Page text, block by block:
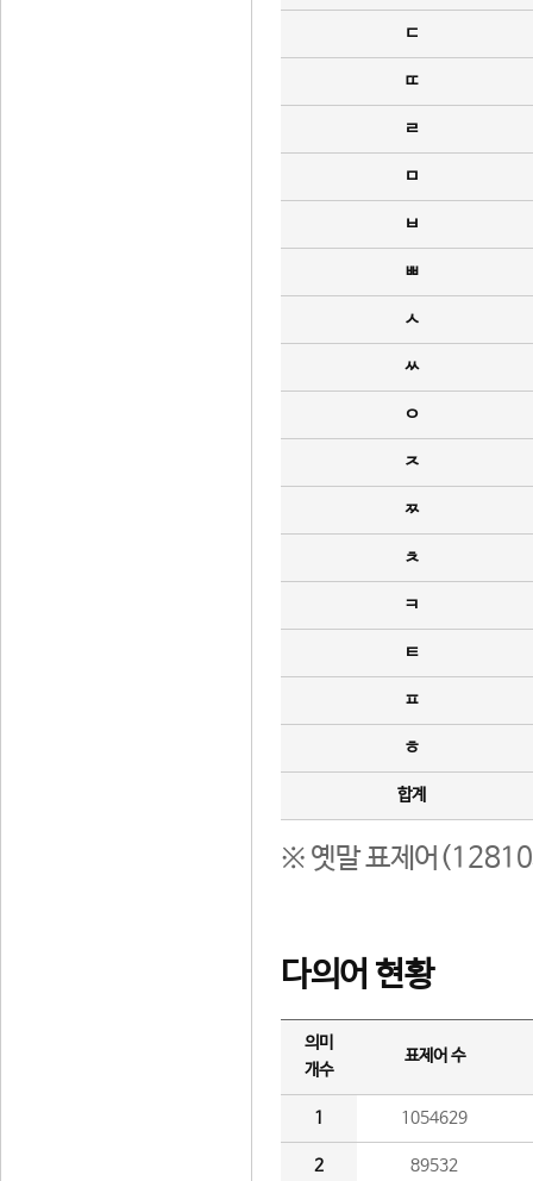
ㄷ
ㄸ
ㄹ
ㅁ
ㅂ
ㅃ
ㅅ
ㅆ
ㅇ
ㅈ
ㅉ
ㅊ
ㅋ
ㅌ
ㅍ
ㅎ
합계
※ 옛말 표제어(12810
다의어 현황
의미
개수
표제어 수
1 1054629
2 89532